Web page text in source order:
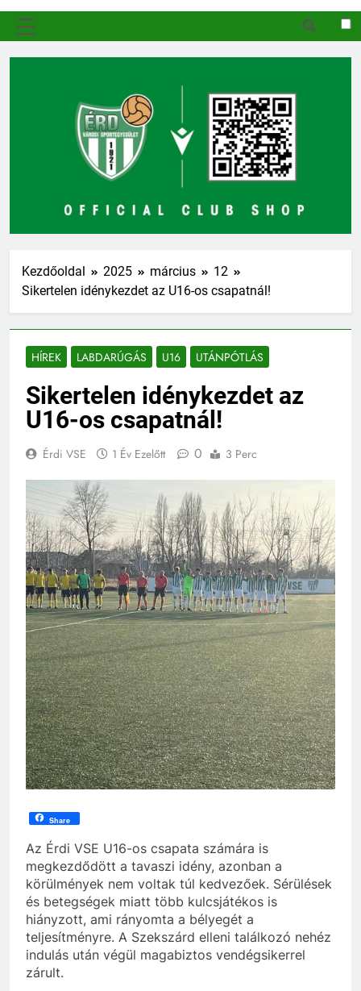
Kezdőoldal 2025 március
12
Sikertelen idénykezdet az U16-os csapatnál!
HÍREK LABDARÚGÁS U16 UTÁNPÓTLÁS
Sikertelen idénykezdet az
U16-os csapatnál!
Érdi VSE 1 Év Ezelőtt 0 3 Perc
Share
Az Érdi VSE U16-os csapata számára is
megkezdődött a tavaszi idény, azonban a
körülmények nem voltak túl kedvezőek. Sérülések
és betegségek miatt több kulcsjátékos is
hiányzott, ami rányomta a bélyegét a
teljesítményre. A Szekszárd elleni találkozó nehéz
indulás után végül magabiztos vendégsikerrel
zárult.